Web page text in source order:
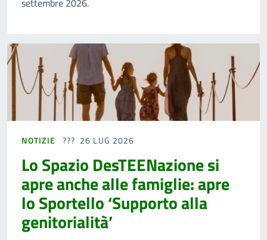
settembre 2026.
NOTIZIE 26 LUG 2026
Lo Spazio DesTEENazione si
apre anche alle famiglie: apre
lo Sportello ‘Supporto alla
genitorialità’